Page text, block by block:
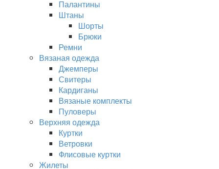
Палантины
Штаны
Шорты
Брюки
Ремни
Вязаная одежда
Джемперы
Свитеры
Кардиганы
Вязаные комплекты
Пуловеры
Верхняя одежда
Куртки
Ветровки
Флисовые куртки
Жилеты